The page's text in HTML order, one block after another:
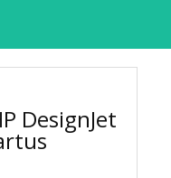
DesignJet